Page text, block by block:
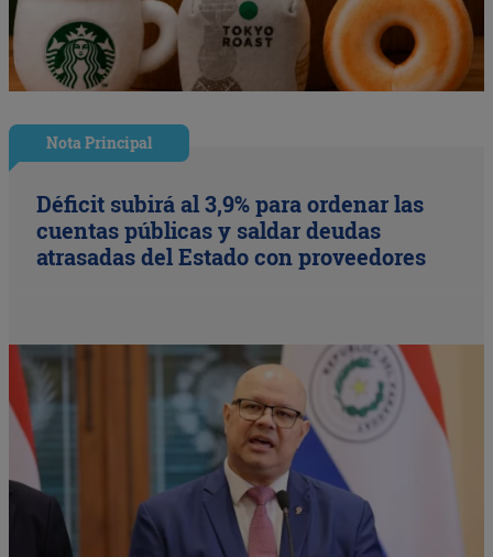
Nota Principal
Déficit subirá al 3,9% para ordenar las
cuentas públicas y saldar deudas
atrasadas del Estado con proveedores